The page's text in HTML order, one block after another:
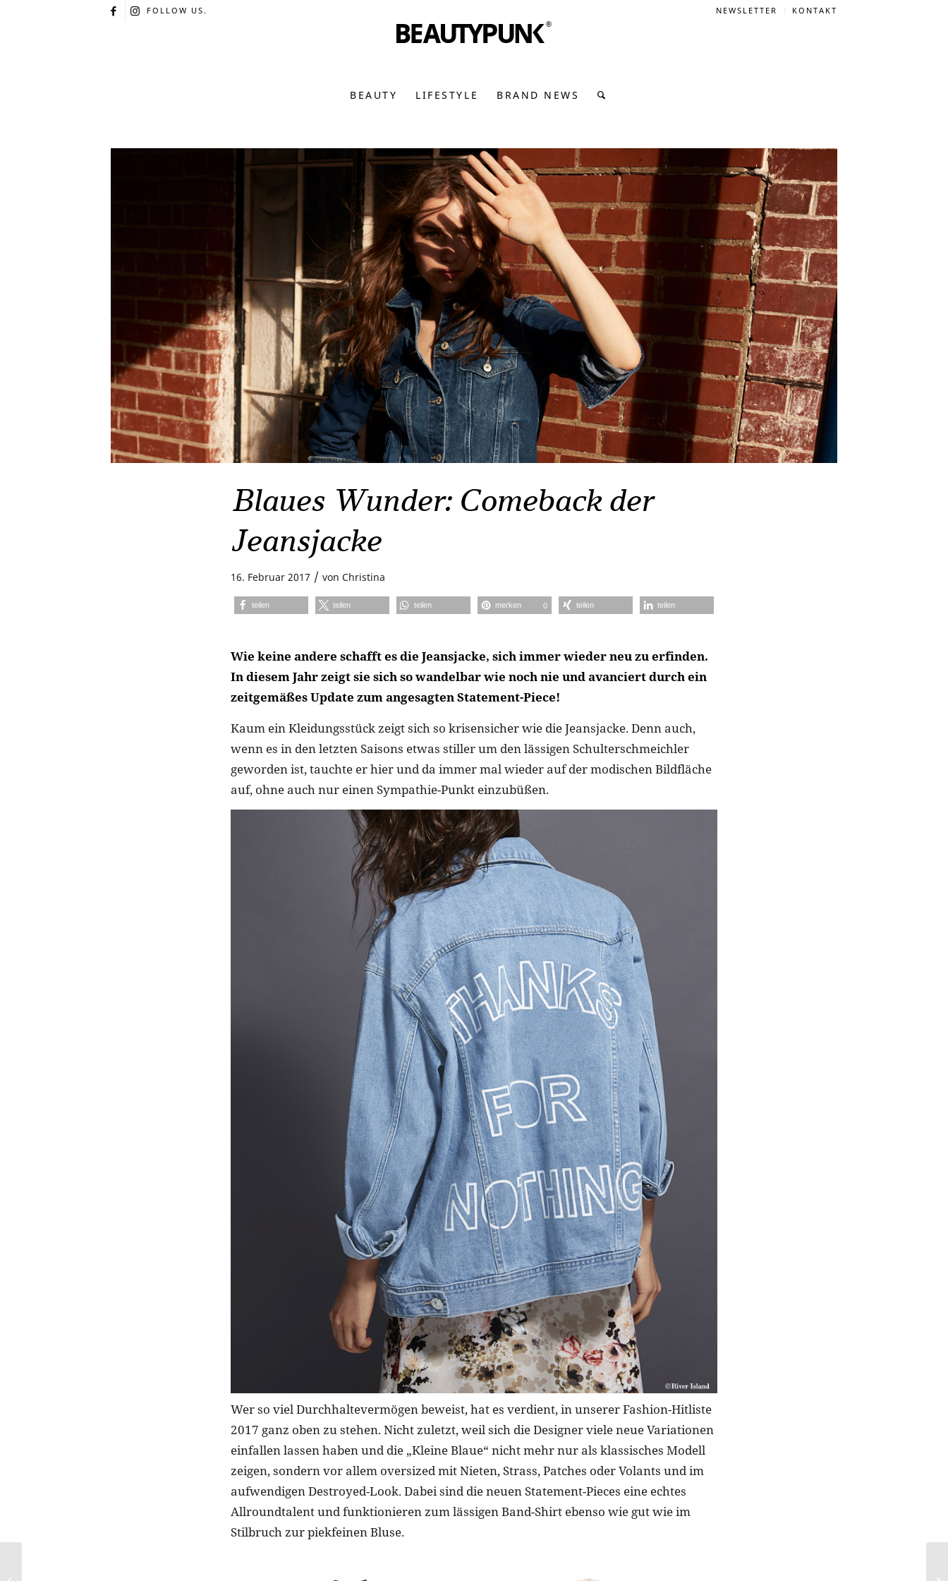
NEWSLETTER KONTAKT
FOLLOW US.
BEAUTY LIFESTYLE BRAND NEWS
Blaues Wunder: Comeback der
Jeansjacke
16. Februar 2017 / von Christina
teilen teilen teilen merken 0 teilen teilen
Wie keine andere schafft es die Jeansjacke, sich immer wieder neu zu erfinden.
In diesem Jahr zeigt sie sich so wandelbar wie noch nie und avanciert durch ein
zeitgemäßes Update zum angesagten Statement-Piece!
Kaum ein Kleidungsstück zeigt sich so krisensicher wie die Jeansjacke. Denn auch,
wenn es in den letzten Saisons etwas stiller um den lässigen Schulterschmeichler
geworden ist, tauchte er hier und da immer mal wieder auf der modischen Bildfläche
auf, ohne auch nur einen Sympathie-Punkt einzubüßen.
Wer so viel Durchhaltevermögen beweist, hat es verdient, in unserer Fashion-Hitliste
2017 ganz oben zu stehen. Nicht zuletzt, weil sich die Designer viele neue Variationen
einfallen lassen haben und die „Kleine Blaue“ nicht mehr nur als klassisches Modell
zeigen, sondern vor allem oversized mit Nieten, Strass, Patches oder Volants und im
aufwendigen Destroyed-Look. Dabei sind die neuen Statement-Pieces eine echtes
Allroundtalent und funktionieren zum lässigen Band-Shirt ebenso wie gut wie im
Stilbruch zur piekfeinen Bluse.